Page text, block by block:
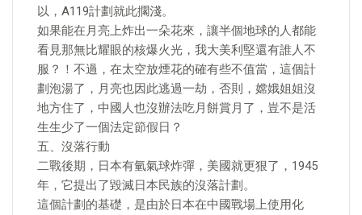
以，A119計劃就此擱淺。
如果能在月亮上炸出一朵花來，讓半個地球的人都能
看見那無比耀眼的核爆火光，我大美利堅還有誰人不
服？！不過，在太空放煙花的確有些不值當，這個計
劃泡湯了，月亮也因此逃過一劫，否則，嫦娥姐姐沒
地方住了，中國人也沒辦法吃月餅賞月了，豈不是活
生生少了一個法定節假日？
五、沒落行動
二戰後期，日本有氫氣球炸彈，美國就更狠了，1945
年，它提出了毀滅日本民族的沒落計劃。
這個計劃的基礎，是由於日本在中國戰場上使用化